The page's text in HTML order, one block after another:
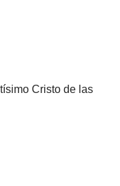
Cristo de las